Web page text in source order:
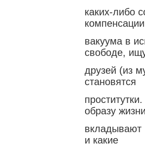
каких-либо
компенсации
вакуума в
свободе,
друзей (из
становятся
образу
вкладывают
и какие